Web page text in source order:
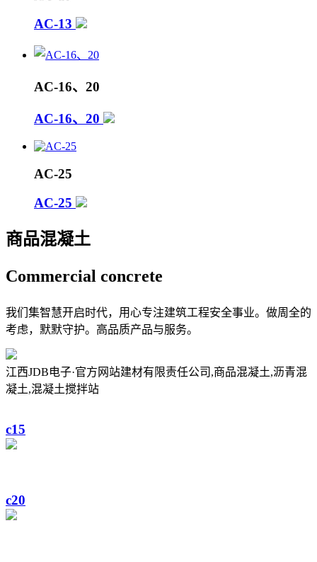
AC-13
AC-16、20
AC-16、20
AC-25
AC-25
商品混凝土
Commercial concrete
我们集智慧开启时代，用心专注建筑工程安全事业。做周全的
考虑，默默守护。高品质产品与服务。
江西JDB电子·官方网站建材有限责任公司,商品混凝土,沥青混
凝土,混凝土搅拌站
c15
c20